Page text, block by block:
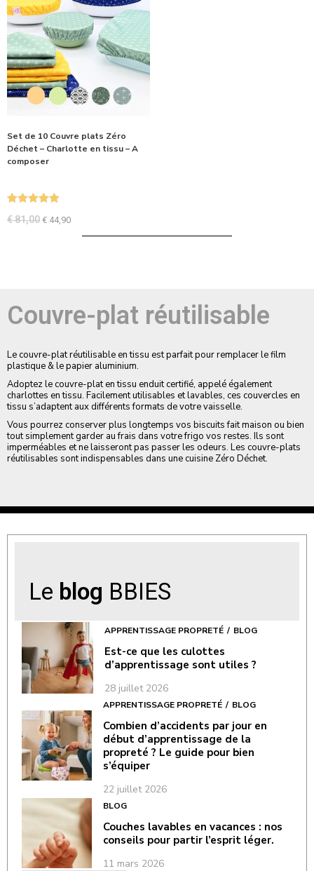
Set de 10 Couvre plats Zéro
Déchet – Charlotte en tissu – A
composer
€81,00 € 44,90
Couvre-plat réutilisable
Le couvre-plat réutilisable en tissu est parfait pour remplacer le film
plastique & le papier aluminium.
Adoptez le couvre-plat en tissu enduit certifié, appelé également
charlottes en tissu. Facilement utilisables et lavables, ces couvercles en
tissu s’adaptent aux différents formats de votre vaisselle.
Vous pourrez conserver plus longtemps vos biscuits fait maison ou bien
tout simplement garder au frais dans votre frigo vos restes. Ils sont
imperméables et ne laisseront pas passer les odeurs. Les couvre-plats
réutilisables sont indispensables dans une cuisine Zéro Déchet.
Le blog BBIES
APPRENTISSAGE PROPRETÉ BLOG
Est-ce que les culottes
d’apprentissage sont utiles ?
28 juillet 2026
APPRENTISSAGE PROPRETÉ BLOG
Combien d’accidents par jour en
début d’apprentissage de la
propreté ? Le guide pour bien
s’équiper
22 juillet 2026
BLOG
Couches lavables en vacances : nos
conseils pour partir l’esprit léger.
11 mars 2026